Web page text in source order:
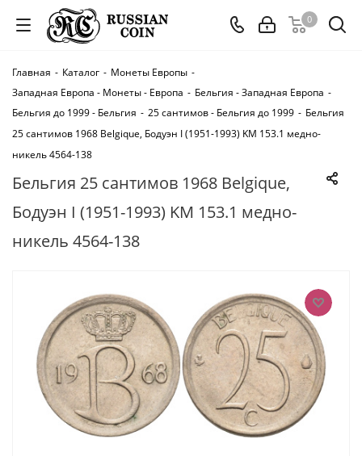
0
Главная - Каталог - Монеты Европы -
Западная Европа - Монеты - Европа - Бельгия - Западная Европа -
Бельгия до 1999 - Бельгия - 25 сантимов - Бельгия до 1999 - Бельгия
25 сантимов 1968 Belgique, Бодуэн I (1951-1993) KM 153.1 медно-
никель 4564-138
Бельгия 25 сантимов 1968 Belgique,
Бодуэн I (1951-1993) KM 153.1 медно-
никель 4564-138